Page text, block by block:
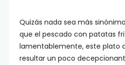
Quizás nada sea más
que el pescado con patatas
lamentablemente, este plato
resultar un poco